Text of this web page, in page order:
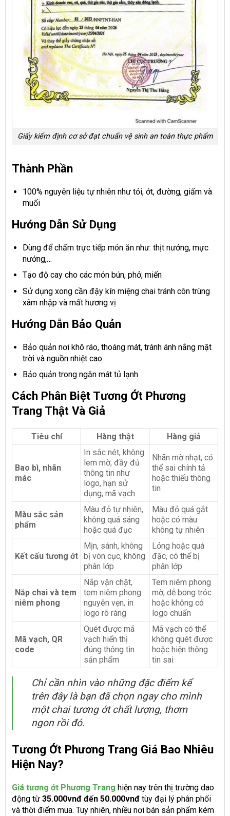
Giấy kiểm định cơ sở đạt chuẩn vệ sinh an toàn thực phẩm
Thành Phần
100% nguyên liệu tự nhiên như tỏi, ớt, đường, giấm và
muối
Hướng Dẫn Sử Dụng
Dùng để chấm trực tiếp món ăn như: thịt nướng, mực
nướng,…
Tạo độ cay cho các món bún, phở, miến
Sử dụng xong cần đậy kín miệng chai tránh côn trùng
xâm nhập và mất hương vị
Hướng Dẫn Bảo Quản
Bảo quản nơi khô ráo, thoáng mát, tránh ánh nắng mặt
trời và nguồn nhiệt cao
Bảo quản trong ngăn mát tủ lạnh
Cách Phân Biệt Tương Ớt Phương
Trang Thật Và Giả
Tiêu chí Hàng thật Hàng giả
Bao bì, nhãn
mác
In sắc nét, không
lem mờ, đầy đủ
thông tin như
logo, hạn sử
dụng, mã vạch
Nhãn mờ nhạt, có
thể sai chính tả
hoặc thiếu thông
tin
Màu sắc sản
phẩm
Màu đỏ tự nhiên,
không quá sáng
hoặc quá đục
Màu đỏ quá gắt
hoặc có màu
không tự nhiên
Kết cấu tương ớt
Mịn, sánh, không
bị vón cục, không
phân lớp
Lỏng hoặc quá
đặc, có thể bị
phân lớp
Nắp chai và tem
niêm phong
Nắp vặn chặt,
tem niêm phong
nguyên vẹn, in
logo rõ ràng
Tem niêm phong
mờ, dễ bong tróc
hoặc không có
logo chuẩn
Mã vạch, QR
code
Quét được mã
vạch hiển thị
đúng thông tin
sản phẩm
Mã vạch có thể
không quét được
hoặc hiện thông
tin sai
Chỉ cần nhìn vào những đặc điểm kể
trên đây là bạn đã chọn ngay cho mình
một chai tương ớt chất lượng, thơm
ngon rồi đó.
Tương Ớt Phương Trang Giá Bao Nhiêu
Hiện Nay?
Giá tương ớt Phương Trang hiện nay trên thị trường dao
động từ 35.000vnđ đến 50.000vnđ tùy đại lý phân phối
và thời điểm mua. Tuy nhiên, nhiều nơi bán sản phẩm kém